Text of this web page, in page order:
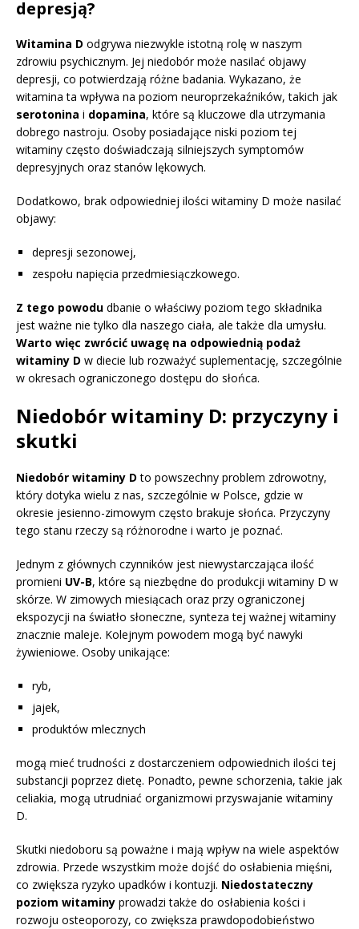
depresją?
Witamina D odgrywa niezwykle istotną rolę w naszym
zdrowiu psychicznym. Jej niedobór może nasilać objawy
depresji, co potwierdzają różne badania. Wykazano, że
witamina ta wpływa na poziom neuroprzekaźników, takich jak
serotonina i dopamina, które są kluczowe dla utrzymania
dobrego nastroju. Osoby posiadające niski poziom tej
witaminy często doświadczają silniejszych symptomów
depresyjnych oraz stanów lękowych.
Dodatkowo, brak odpowiedniej ilości witaminy D może nasilać
objawy:
depresji sezonowej,
zespołu napięcia przedmiesiączkowego.
Z tego powodu dbanie o właściwy poziom tego składnika
jest ważne nie tylko dla naszego ciała, ale także dla umysłu.
Warto więc zwrócić uwagę na odpowiednią podaż
witaminy D w diecie lub rozważyć suplementację, szczególnie
w okresach ograniczonego dostępu do słońca.
Niedobór witaminy D: przyczyny i
skutki
Niedobór witaminy D to powszechny problem zdrowotny,
który dotyka wielu z nas, szczególnie w Polsce, gdzie w
okresie jesienno-zimowym często brakuje słońca. Przyczyny
tego stanu rzeczy są różnorodne i warto je poznać.
Jednym z głównych czynników jest niewystarczająca ilość
promieni UV-B, które są niezbędne do produkcji witaminy D w
skórze. W zimowych miesiącach oraz przy ograniczonej
ekspozycji na światło słoneczne, synteza tej ważnej witaminy
znacznie maleje. Kolejnym powodem mogą być nawyki
żywieniowe. Osoby unikające:
ryb,
jajek,
produktów mlecznych
mogą mieć trudności z dostarczeniem odpowiednich ilości tej
substancji poprzez dietę. Ponadto, pewne schorzenia, takie jak
celiakia, mogą utrudniać organizmowi przyswajanie witaminy
D.
Skutki niedoboru są poważne i mają wpływ na wiele aspektów
zdrowia. Przede wszystkim może dojść do osłabienia mięśni,
co zwiększa ryzyko upadków i kontuzji. Niedostateczny
poziom witaminy prowadzi także do osłabienia kości i
rozwoju osteoporozy, co zwiększa prawdopodobieństwo